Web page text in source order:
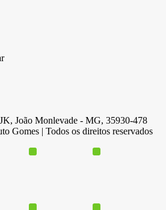
João Monlevade - MG, 35930-478
Gomes | Todos os direitos reservados